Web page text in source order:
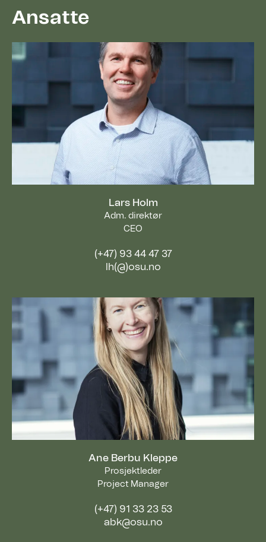
Ansatte
Lars Holm
Adm. direktør
CEO
(+47) 93 44 47 37
lh(@)osu.no
Ane Berbu Kleppe
Prosjektleder
Project Manager
(+47) 91 33 23 53
abk@osu.no